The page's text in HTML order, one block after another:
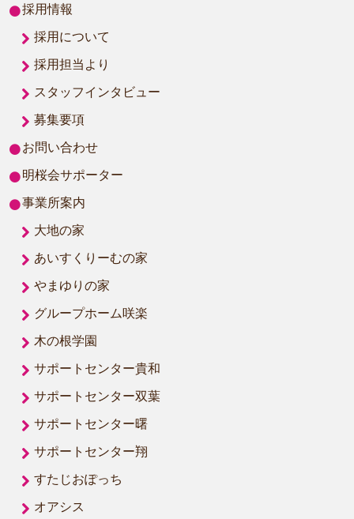
採用情報
採用について
採用担当より
スタッフインタビュー
募集要項
お問い合わせ
明桜会サポーター
事業所案内
大地の家
あいすくりーむの家
やまゆりの家
グループホーム咲楽
木の根学園
サポートセンター貴和
サポートセンター双葉
サポートセンター曙
サポートセンター翔
すたじおぽっち
オアシス